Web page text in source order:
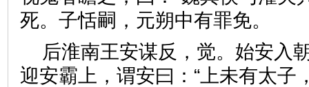
死。子恬嗣，元朔中有罪免
后淮南王安谋反，觉。始安入
迎安霸上，谓安曰：“上未有太子